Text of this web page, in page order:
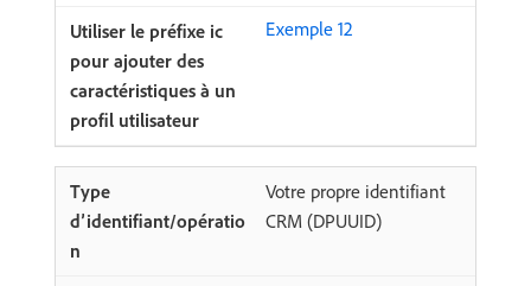
Exemple 12
Votre propre identifiant
CRM (DPUUID)